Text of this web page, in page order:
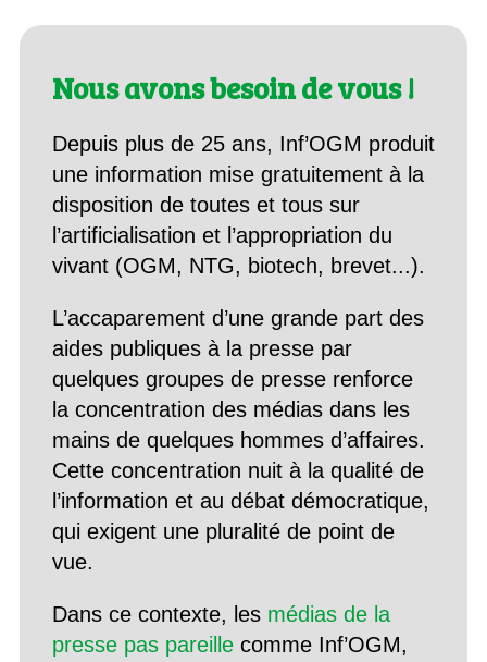
Nous avons besoin de vous !
Depuis plus de 25 ans, Inf’OGM produit
une information mise gratuitement à la
disposition de toutes et tous sur
l’artificialisation et l’appropriation du
vivant (OGM, NTG, biotech, brevet...).
L’accaparement d’une grande part des
aides publiques à la presse par
quelques groupes de presse renforce
la concentration des médias dans les
mains de quelques hommes d’affaires.
Cette concentration nuit à la qualité de
l’information et au débat démocratique,
qui exigent une pluralité de point de
vue.
Dans ce contexte, les médias de la
presse pas pareillecomme Inf’OGM,